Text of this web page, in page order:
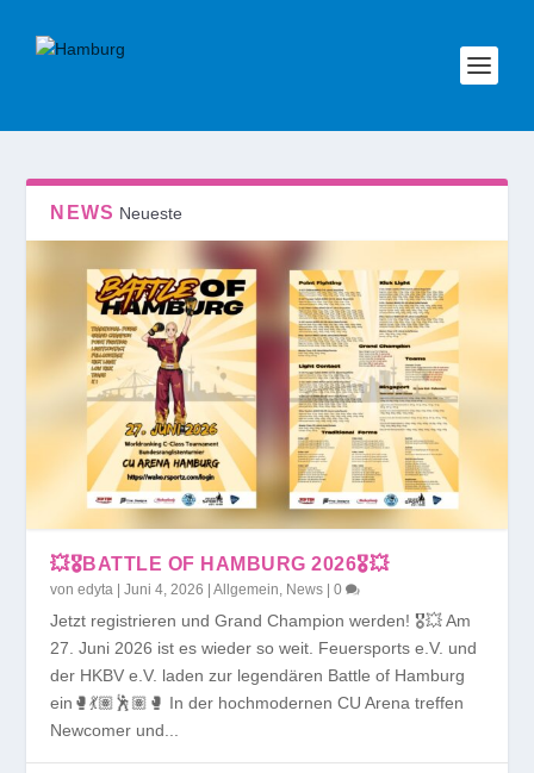
NEWS Neueste
💥🎖️BATTLE OF HAMBURG 2026🎖️💥
vonedyta |Juni 4, 2026 |Allgemein News |0
Jetzt registrieren und Grand Champion werden! 🎖️💥 Am
27. Juni 2026 ist es wieder so weit. Feuersports e.V. und
der HKBV e.V. laden zur legendären Battle of Hamburg
ein🥊💃🏽🕺🏽🥊 In der hochmodernen CU Arena treffen
Newcomer und...